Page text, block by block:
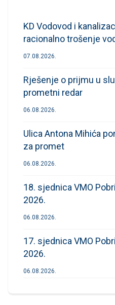
KD Vodovod i
racionalno trošenje
07.08.2026.
Rješenje o prijmu u
prometni redar
06.08.2026.
Ulica Antona Mihića
za promet
06.08.2026.
18. sjednica VMO
2026.
06.08.2026.
17. sjednica VMO
2026.
06.08.2026.